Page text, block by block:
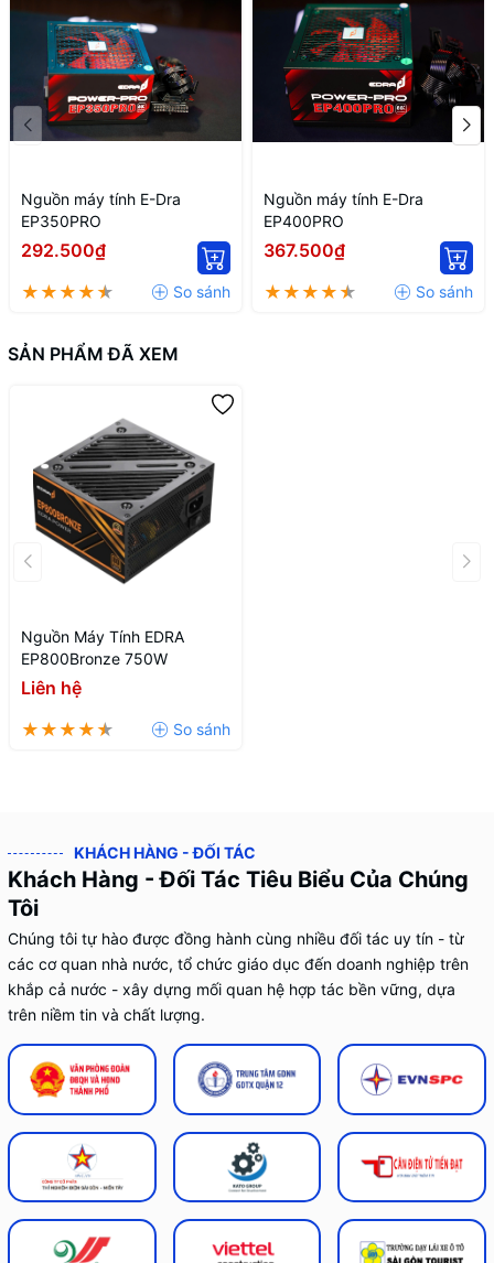
Nguồn máy tính E-Dra
EP350PRO
292.500₫
Nguồn máy tính E-Dra
EP400PRO
367.500₫
SẢN PHẨM ĐÃ XEM
Nguồn Máy Tính EDRA
EP800Bronze 750W
Liên hệ
KHÁCH HÀNG - ĐỐI TÁC
Khách Hàng - Đối Tác Tiêu Biểu Của Chúng
Tôi
Chúng tôi tự hào được đồng hành cùng nhiều đối tác uy tín - từ
các cơ quan nhà nước, tổ chức giáo dục đến doanh nghiệp trên
khắp cả nước - xây dựng mối quan hệ hợp tác bền vững, dựa
trên niềm tin và chất lượng.